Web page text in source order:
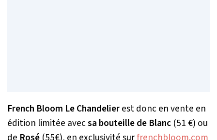
French Bloom Le Chandelierest donc en vente en
édition limitée avecsa bouteille de Blanc (51 €) ou